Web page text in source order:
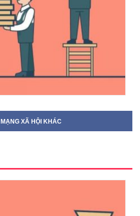
MẠNG XÃ HỘI KHÁC